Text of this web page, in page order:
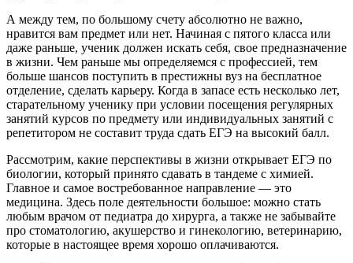
А между тем, по большому счету абсолютно не важно,
нравится вам предмет или нет. Начиная с пятого класса или
даже раньше, ученик должен искать себя, свое предназначение
в жизни. Чем раньше мы определяемся с профессией, тем
больше шансов поступить в престижны вуз на бесплатное
отделение, сделать карьеру. Когда в запасе есть несколько лет,
старательному ученику при условии посещения регулярных
занятий курсов по предмету или индивидуальных занятий с
репетитором не составит труда сдать ЕГЭ на высокий балл.
Рассмотрим, какие перспективы в жизни открывает ЕГЭ по
биологии, который принято сдавать в тандеме с химией.
Главное и самое востребованное направление — это
медицина. Здесь поле деятельности большое: можно стать
любым врачом от педиатра до хирурга, а также не забывайте
про стоматологию, акушерство и гинекологию, ветеринарию,
которые в настоящее время хорошо оплачиваются.